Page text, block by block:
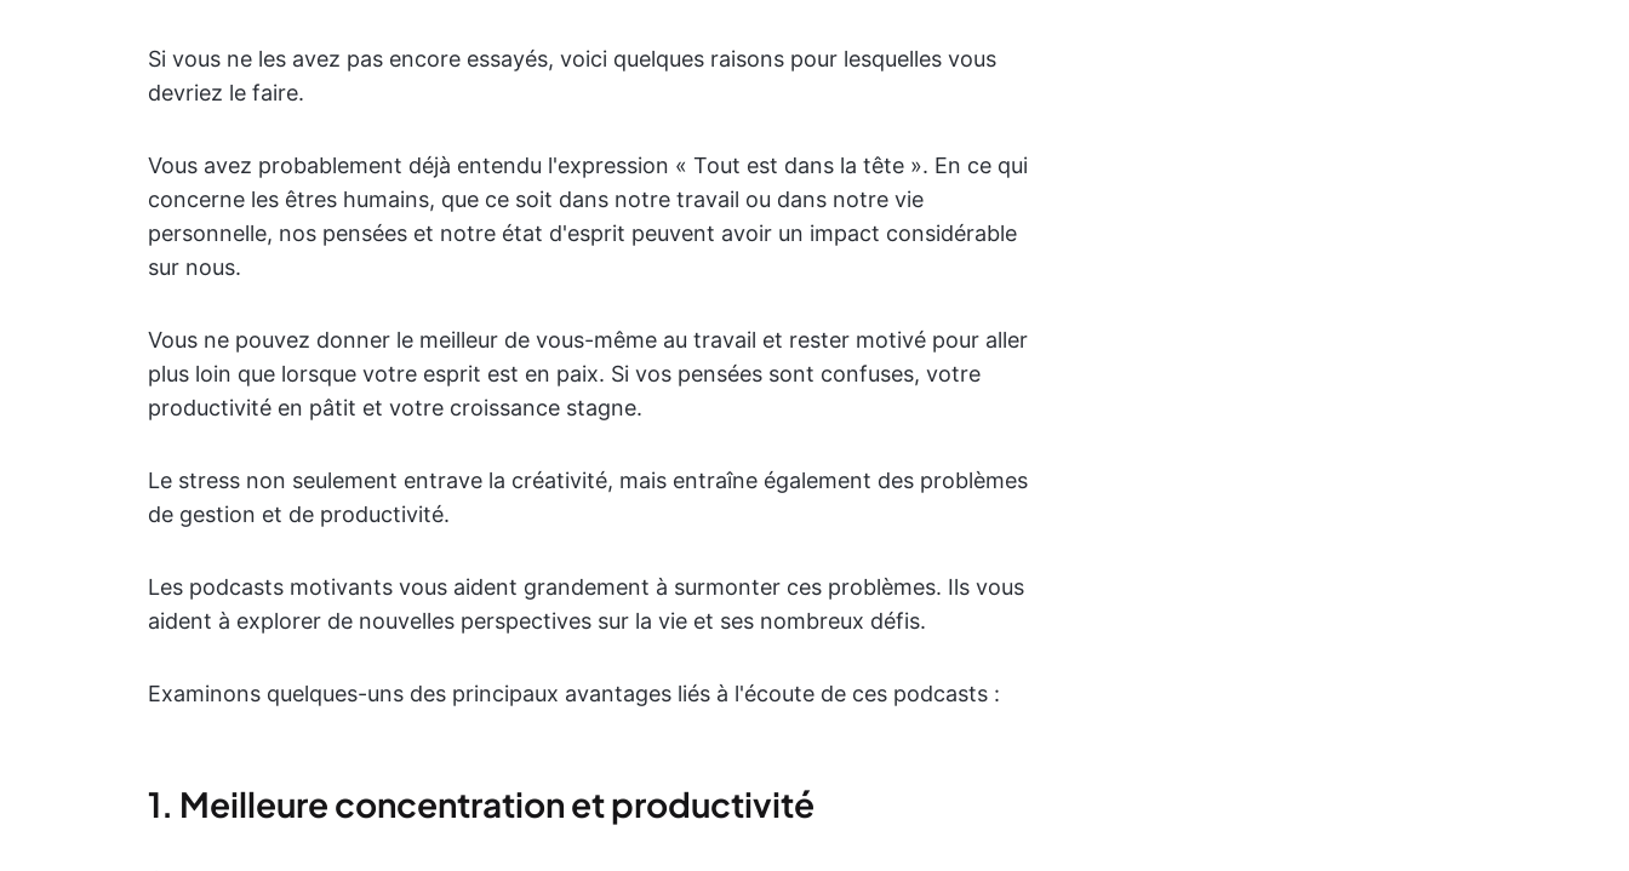
Si vous ne les avez pas encore essayés, voici quelques raisons pour lesquelles vous
devriez le faire.
Vous avez probablement déjà entendu l'expression « Tout est dans la tête ». En ce qui
concerne les êtres humains, que ce soit dans notre travail ou dans notre vie
personnelle, nos pensées et notre état d'esprit peuvent avoir un impact considérable
sur nous.
Vous ne pouvez donner le meilleur de vous-même au travail et rester motivé pour aller
plus loin que lorsque votre esprit est en paix. Si vos pensées sont confuses, votre
productivité en pâtit et votre croissance stagne.
Le stress non seulement entrave la créativité, mais entraîne également des problèmes
de gestion et de productivité.
Les podcasts motivants vous aident grandement à surmonter ces problèmes. Ils vous
aident à explorer de nouvelles perspectives sur la vie et ses nombreux défis.
Examinons quelques-uns des principaux avantages liés à l'écoute de ces podcasts :
1. Meilleure concentration et productivité